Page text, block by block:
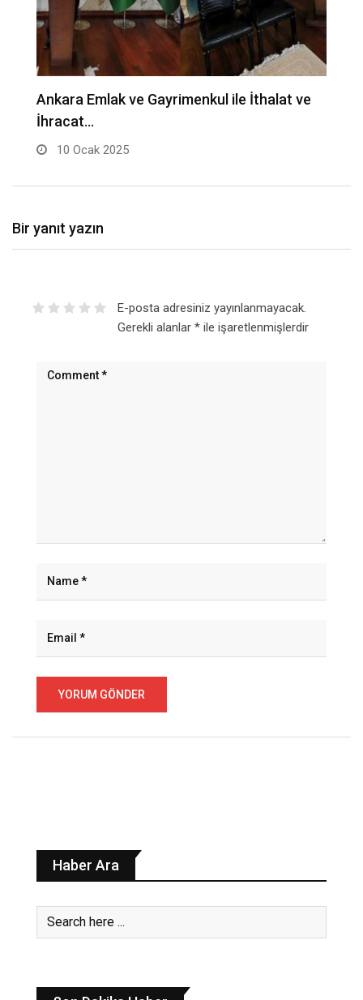
Ankara Emlak ve Gayrimenkul ile İthalat ve
İhracat…
10 Ocak 2025
Bir yanıt yazın
E-posta adresiniz yayınlanmayacak.
Gerekli alanlar *ile işaretlenmişlerdir
Haber Ara